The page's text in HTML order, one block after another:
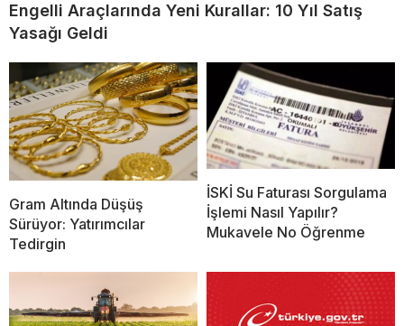
Engelli Araçlarında Yeni Kurallar: 10 Yıl Satış
Yasağı Geldi
Gram Altında Düşüş
Sürüyor: Yatırımcılar
Tedirgin
İSKİ Su Faturası Sorgulama
İşlemi Nasıl Yapılır?
Mukavele No Öğrenme